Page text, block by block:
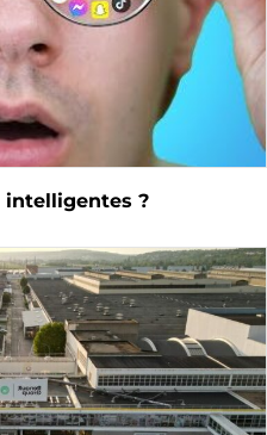
intelligentes ?